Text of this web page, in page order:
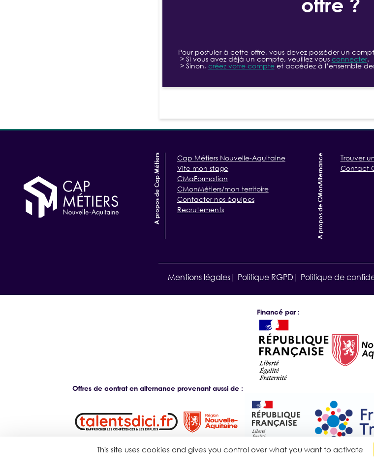
Pour postuler à cette offre, vous devez posséder un
> Si vous avez déjà un compte, veuillez vous connecter.
> Sinon, créez votre compteet accédez à l’ensemble
A propos de Cap Métiers
Cap Métiers Nouvelle-Aquitaine
Vite mon stage
CMaFormation
CMonMétiers/mon territoire
Contacter nos équipes
Recrutements
A propos de CMonAlternance
Trouver
Contact
Mentions légales Politique RGPD Politique de
Financé par :
Offres de contrat en alternance provenant aussi de :
This site uses cookies and gives you control over what you want to activate